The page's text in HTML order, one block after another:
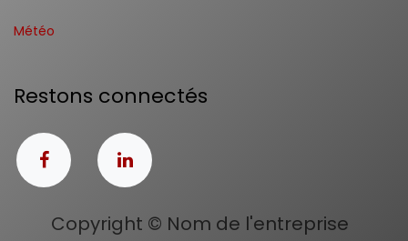
Météo
Restons connectés
Copyright © Nom de l'entreprise